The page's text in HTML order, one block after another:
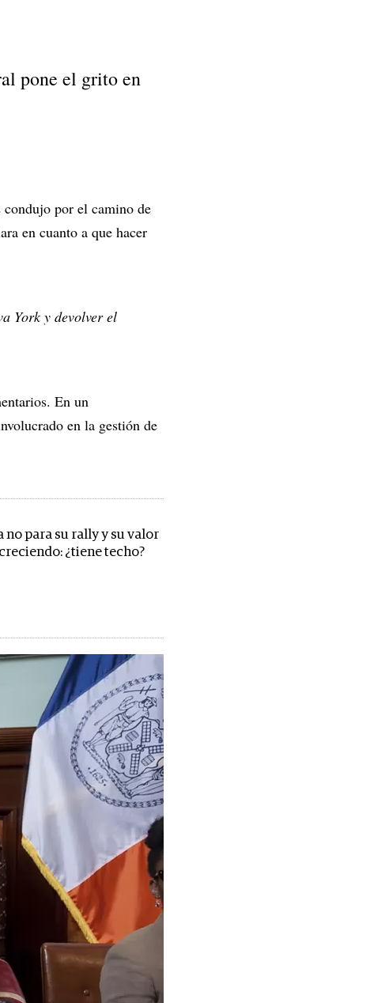
pone el grito en
por el camino de
en cuanto a que hacer
York y devolver el
En un
en la gestión de
no para su rally y su valor
¿tiene techo?